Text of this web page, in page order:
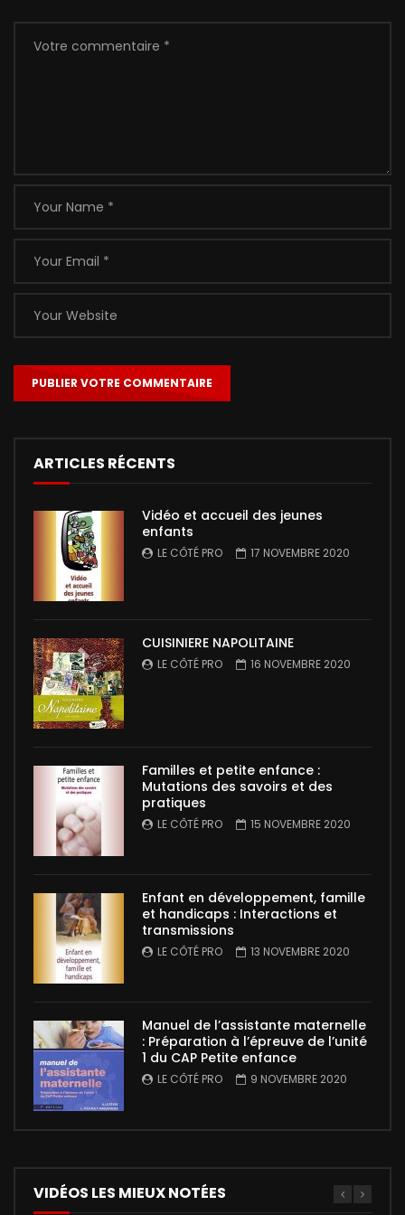
ARTICLES RÉCENTS
Vidéo et accueil des jeunes
enfants
LE CÔTÉ PRO 17 NOVEMBRE 2020
CUISINIERE NAPOLITAINE
LE CÔTÉ PRO 16 NOVEMBRE 2020
Familles et petite enfance :
Mutations des savoirs et des
pratiques
LE CÔTÉ PRO 15 NOVEMBRE 2020
Enfant en développement, famille
et handicaps : Interactions et
transmissions
LE CÔTÉ PRO 13 NOVEMBRE 2020
Manuel de l’assistante maternelle
: Préparation à l’épreuve de l’unité
1 du CAP Petite enfance
LE CÔTÉ PRO 9 NOVEMBRE 2020
VIDÉOS LES MIEUX NOTÉES